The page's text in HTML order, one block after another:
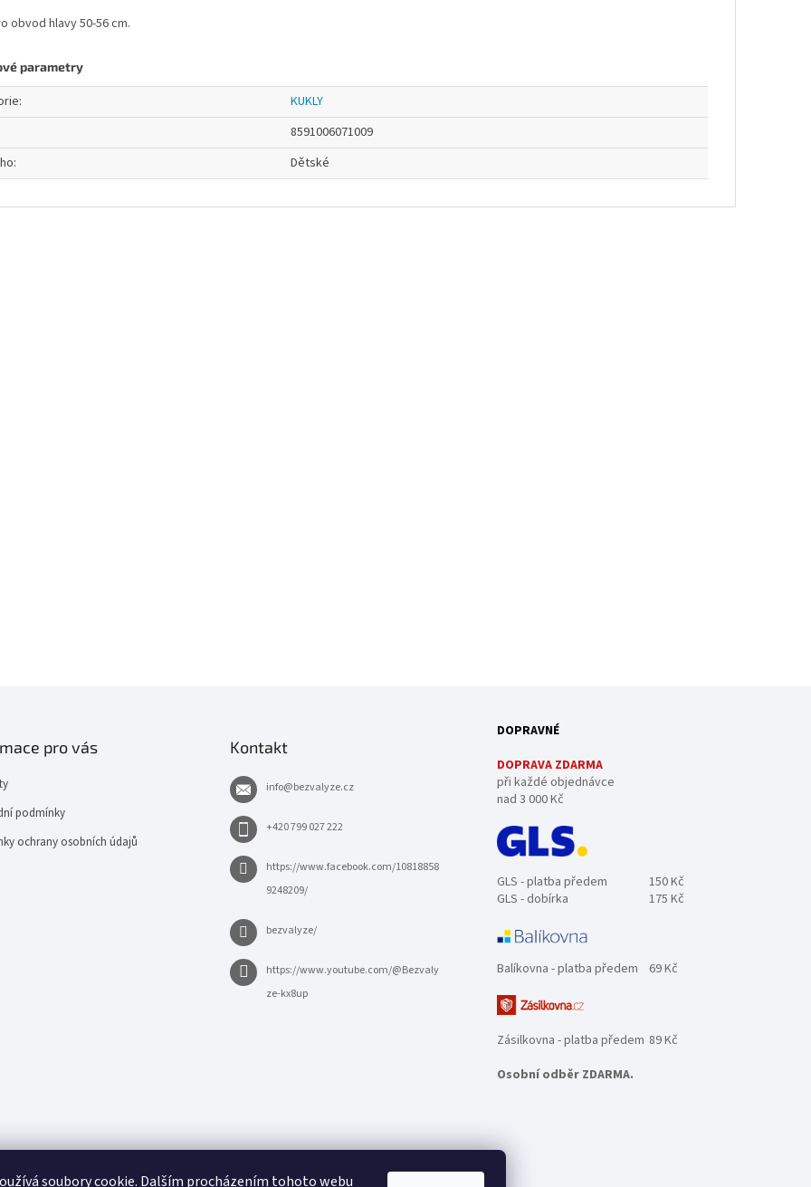
soubory cookie. Dalším procházením tohoto webu
obvod hlavy 50-56 cm.
parametry
:
KUKLY
8591006071009
: Dětské
pro vás
podmínky
ochrany osobních údajů
Kontakt
info@bezvalyze.cz
+420 799 027 222
https://www.facebook.com/10818858
9248209/
bezvalyze/
https://www.youtube.com/@Bezvaly
ze-kx8up
DOPRAVNÉ
DOPRAVA ZDARMA
při každé objednávce
nad 3 000 Kč
GLS - platba předem
150 Kč
GLS - dobírka
175 Kč
Balíkovna - platba předem 69 Kč
Zásilkovna - platba předem 89 Kč
Osobní odběr ZDARMA.